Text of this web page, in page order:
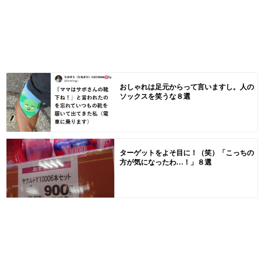
おしゃれは足元からって言いますし。人の
ソックスを笑うな８選
ターゲットをよそ目に！（笑）「こっちの
方が気になったわ…！」８選